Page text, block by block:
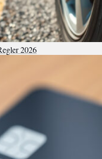
2026